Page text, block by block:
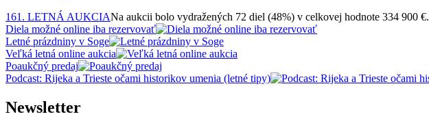
161. LETNÁ AUKCIANa aukcii bolo vydražených 72 diel (48%) v celkovej hodnote 334 900 €.
Diela možné online iba rezervovať
Letné prázdniny v Soge
Veľká letná online aukcia
Poaukčný predaj
Podcast: Rijeka a Trieste očami historikov umenia (letné tipy)
Newsletter